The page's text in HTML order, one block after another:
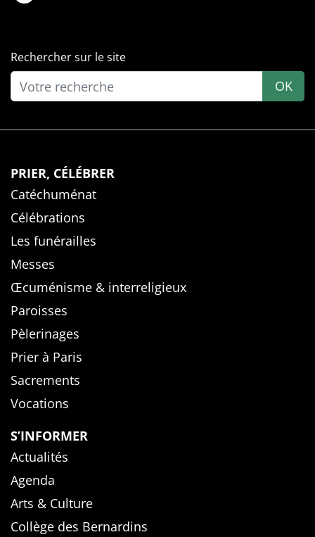
Rechercher sur le site
OK
PRIER, CÉLÉBRER
Catéchuménat
Célébrations
Les funérailles
Messes
Œcuménisme & interreligieux
Paroisses
Pèlerinages
Prier à Paris
Sacrements
Vocations
S’INFORMER
Actualités
Agenda
Arts & Culture
Collège des Bernardins